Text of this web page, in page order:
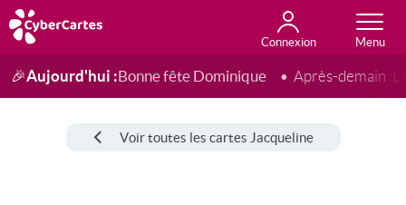
Connexion
Anniversaire
Fête du jour
Amour
Amitié
Merci
Toutes les cartes
🎉Aujourd'hui :Bonne fête Dominique Après-demain :
Voir toutes les cartes Jacqueline